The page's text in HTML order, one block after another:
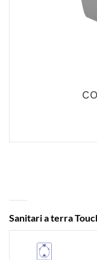
Sanitari a terra